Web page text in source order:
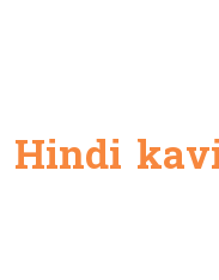
Hindi